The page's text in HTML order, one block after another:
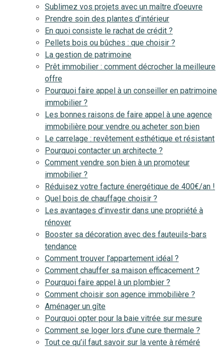
Sublimez vos projets avec un maître d’oeuvre
Prendre soin des plantes d’intérieur
En quoi consiste le rachat de crédit ?
Pellets bois ou bûches : que choisir ?
La gestion de patrimoine
Prêt immobilier : comment décrocher la meilleure
offre
Pourquoi faire appel à un conseiller en patrimoine
immobilier ?
Les bonnes raisons de faire appel à une agence
immobilière pour vendre ou acheter son bien
Le carrelage : revêtement esthétique et résistant
Pourquoi contacter un architecte ?
Comment vendre son bien à un promoteur
immobilier ?
Réduisez votre facture énergétique de 400€/an !
Quel bois de chauffage choisir ?
Les avantages d’investir dans une propriété à
rénover
Booster sa décoration avec des fauteuils-bars
tendance
Comment trouver l’appartement idéal ?
Comment chauffer sa maison efficacement ?
Pourquoi faire appel à un plombier ?
Comment choisir son agence immobilière ?
Aménager un gîte
Pourquoi opter pour la baie vitrée sur mesure
Comment se loger lors d’une cure thermale ?
Tout ce qu’il faut savoir sur la vente à réméré